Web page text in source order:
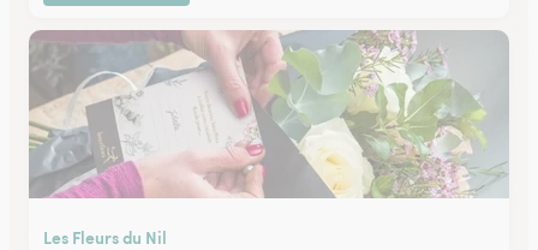
Les Fleurs du Nil